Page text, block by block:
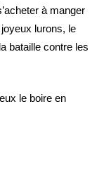
à manger
lurons, le
bataille contre les
le boire en